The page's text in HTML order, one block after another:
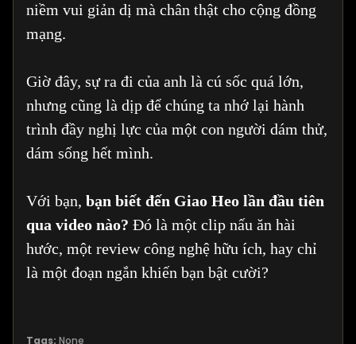
niềm vui giản dị mà chân thật cho cộng đồng
mạng.
Giờ đây, sự ra đi của anh là cú sốc quá lớn,
nhưng cũng là dịp để chúng ta nhớ lại hành
trình đầy nghị lực của một con người dám thử,
dám sống hết mình.
Với bạn, bạn biết đến Giao Heo lần đầu tiên
qua video nào? Đó là một clip nấu ăn hài
hước, một review công nghệ hữu ích, hay chỉ
là một đoạn ngắn khiến bạn bật cười?
Tags: None